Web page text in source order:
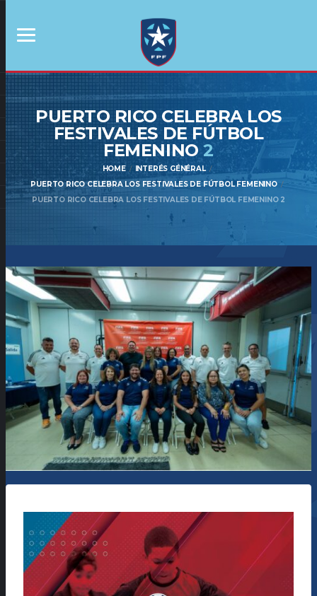
PUERTO RICO CELEBRA LOS
FESTIVALES DE FÚTBOL
FEMENINO2
HOME
INTERÉS GÉNÉRAL
PUERTO RICO CELEBRA LOS FESTIVALES DE FÚTBOL FEMENINO
PUERTO RICO CELEBRA LOS FESTIVALES DE FÚTBOL FEMENINO 2